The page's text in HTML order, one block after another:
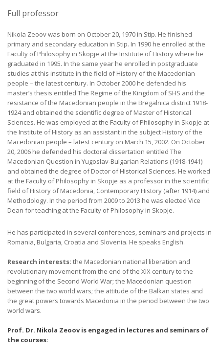
Full professor
Nikola Zeоov was born on October 20, 1970 in Stip. He finished
primary and secondary education in Stip. In 1990 he enrolled at the
Faculty of Philosophy in Skopje at the Institute of History where he
graduated in 1995. In the same year he enrolled in postgraduate
studies at this institute in the field of History of the Macedonian
people – the latest century. In October 2000 he defended his
master’s thesis entitled The Regime of the Kingdom of SHS and the
resistance of the Macedonian people in the Bregalnica district 1918-
1924 and obtained the scientific degree of Master of Historical
Sciences. He was employed at the Faculty of Philosophy in Skopje at
the Institute of History as an assistant in the subject History of the
Macedonian people – latest century on March 15, 2002. On October
20, 2006 he defended his doctoral dissertation entitled The
Macedonian Question in Yugoslav-Bulgarian Relations (1918-1941)
and obtained the degree of Doctor of Historical Sciences. He worked
at the Faculty of Philosophy in Skopje as a professor in the scientific
field of History of Macedonia, Contemporary History (after 1914) and
Methodology. In the period from 2009 to 2013 he was elected Vice
Dean for teaching at the Faculty of Philosophy in Skopje.
He has participated in several conferences, seminars and projects in
Romania, Bulgaria, Croatia and Slovenia. He speaks English.
Research interests: the Macedonian national liberation and
revolutionary movement from the end of the XIX century to the
beginning of the Second World War; the Macedonian question
between the two world wars; the attitude of the Balkan states and
the great powers towards Macedonia in the period between the two
world wars.
Prof. Dr. Nikola Zeоov is engaged in lectures and seminars of
the courses: